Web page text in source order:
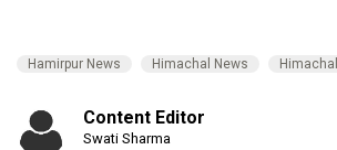
Hamirpur News Himachal News
Content Editor
Swati Sharma